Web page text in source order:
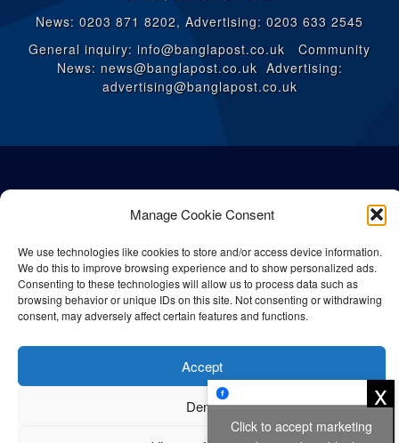
Manage Cookie Consent
We use technologies like cookies to store and/or access device information.
We do this to improve browsing experience and to show personalized ads.
Consenting to these technologies will allow us to process data such as
browsing behavior or unique IDs on this site. Not consenting or withdrawing
consent, may adversely affect certain features and functions.
Accept
Deny
News: 0203 871 8202, Advertising: 0203 633 2545
General inquiry: info@banglapost.co.uk Community
News: news@banglapost.co.uk Advertising:
advertising@banglapost.co.uk
© All rights reserved Bangla Post2026| Any unauthorised use or
reproduction of our content is strictly prohibited.
x
Click to accept marketing